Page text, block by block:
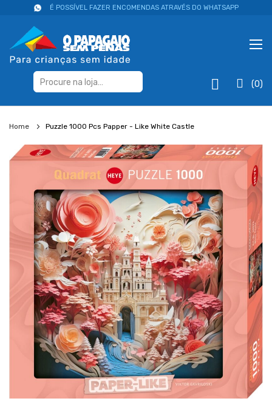
É POSSÍVEL FAZER ENCOMENDAS ATRAVÉS DO WHATSAPP
(0)
Home Puzzle 1000 Pcs Papper - Like White Castle
Salte
para
galeria
imagens